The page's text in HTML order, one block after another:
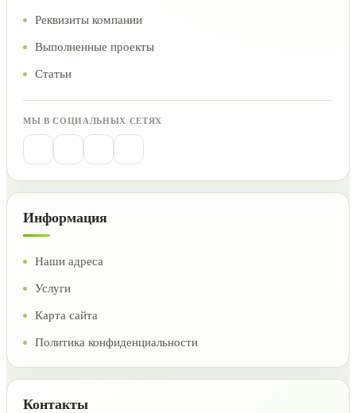
Реквизиты компании
Выполненные проекты
Статьи
МЫ В СОЦИАЛЬНЫХ СЕТЯХ
Информация
Наши адреса
Услуги
Карта сайта
Политика конфиденциальности
Контакты